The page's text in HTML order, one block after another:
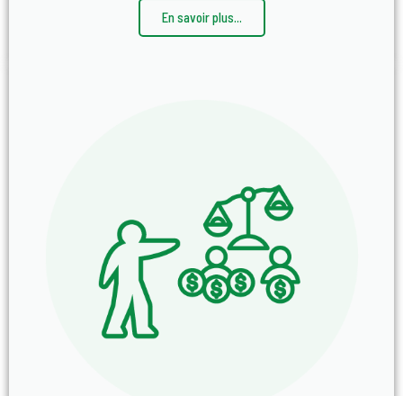
En savoir plus...